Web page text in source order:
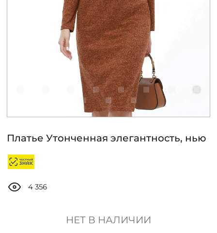
ЧАСТО ЗАДАВАЕМЫЕ ВОПРОСЫ
Платье Утонченная элегантность, нью
4 356
НЕТ В НАЛИЧИИ